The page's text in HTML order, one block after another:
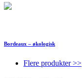
Bordeaux – økologisk
Flere produkter >>